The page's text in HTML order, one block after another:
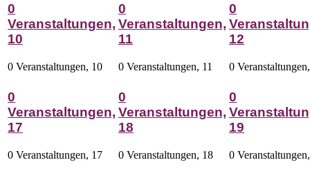
0
Veranstaltungen,
10
0 Veranstaltungen, 10
0
Veranstaltungen,
11
0 Veranstaltungen, 11
0
12
0
0
Veranstaltungen,
17
0 Veranstaltungen, 17
0
Veranstaltungen,
18
0 Veranstaltungen, 18
0
19
0